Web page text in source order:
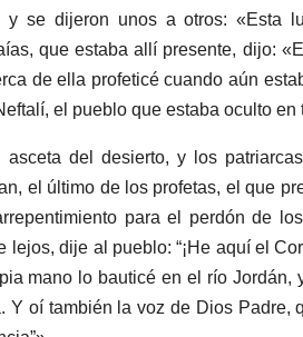
y se dijeron unos a otros: «Esta
que estaba allí presente, dijo:
de ella profeticé cuando aún
el pueblo que estaba oculto en
asceta del desierto, y los
el último de los profetas, el que
para el perdón de
lejos, dije al pueblo: “¡He aquí el
mano lo bauticé en el río
Y oí también la voz de Dios Padre,